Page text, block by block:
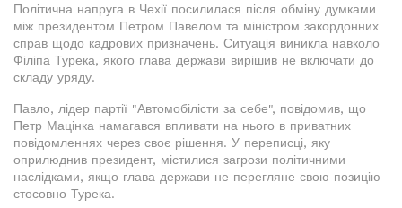
Політична напруга в Чехії посилилася після обміну думками
між президентом Петром Павелом та міністром закордонних
справ щодо кадрових призначень. Ситуація виникла навколо
Філіпа Турека, якого глава держави вирішив не включати до
складу уряду.
Павло, лідер партії "Автомобілісти за себе", повідомив, що
Петр Мацінка намагався впливати на нього в приватних
повідомленнях через своє рішення. У переписці, яку
оприлюднив президент, містилися загрози політичними
наслідками, якщо глава держави не перегляне свою позицію
стосовно Турека.